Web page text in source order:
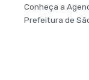
Conheça a
Prefeitura de